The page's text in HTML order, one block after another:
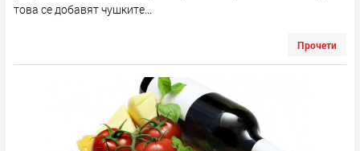
това се добавят чушките...
Прочети